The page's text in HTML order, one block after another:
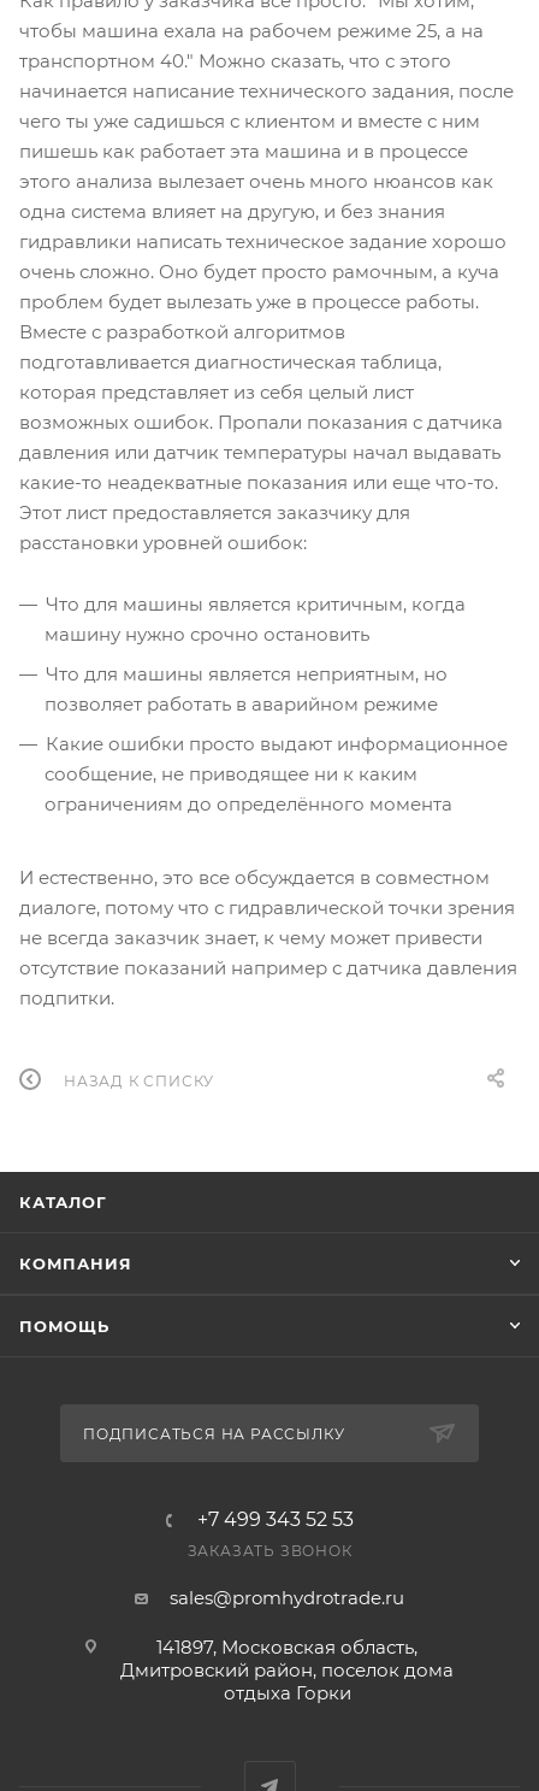
чтобы машина ехала на рабочем режиме 25, а на
транспортном 40." Можно сказать, что с этого
начинается написание технического задания, после
чего ты уже садишься с клиентом и вместе с ним
пишешь как работает эта машина и в процессе
этого анализа вылезает очень много нюансов как
одна система влияет на другую, и без знания
гидравлики написать техническое задание хорошо
очень сложно. Оно будет просто рамочным, а куча
проблем будет вылезать уже в процессе работы.
Вместе с разработкой алгоритмов
подготавливается диагностическая таблица,
которая представляет из себя целый лист
возможных ошибок. Пропали показания с датчика
давления или датчик температуры начал выдавать
какие-то неадекватные показания или еще что-то.
Этот лист предоставляется заказчику для
расстановки уровней ошибок:
Что для машины является критичным, когда
машину нужно срочно остановить
Что для машины является неприятным, но
позволяет работать в аварийном режиме
Какие ошибки просто выдают информационное
сообщение, не приводящее ни к каким
ограничениям до определённого момента
И естественно, это все обсуждается в совместном
диалоге, потому что с гидравлической точки зрения
не всегда заказчик знает, к чему может привести
отсутствие показаний например с датчика давления
подпитки.
НАЗАД К СПИСКУ
КАТАЛОГ
КОМПАНИЯ
ПОМОЩЬ
ПОДПИСАТЬСЯ НА РАССЫЛКУ
+7 499 343 52 53
ЗАКАЗАТЬ ЗВОНОК
sales@promhydrotrade.ru
141897, Московская область,
Дмитровский район, поселок дома
отдыха Горки